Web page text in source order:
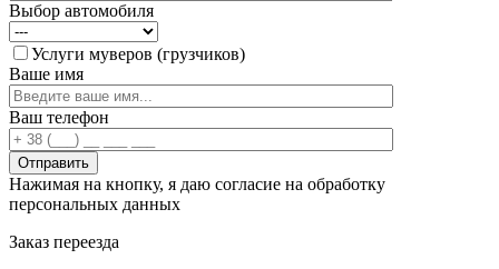
Выбор автомобиля
Услуги муверов (грузчиков)
Ваше имя
Ваш телефон
Нажимая на кнопку, я даю согласие на обработку
персональных данных
Заказ переезда